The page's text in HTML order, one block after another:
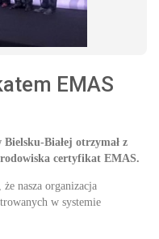
EMAS
Białej otrzymał z
certyfikat EMAS.
nasza organizacja
w systemie